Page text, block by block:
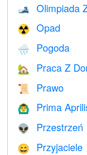
🎿 Olimpiada
☢️ Opad
🌧 Pogoda
🏡 Praca Z
📜 Prawo
🙆‍♂️ Prima
👽 Przestrzeń
😄 Przyjaciele